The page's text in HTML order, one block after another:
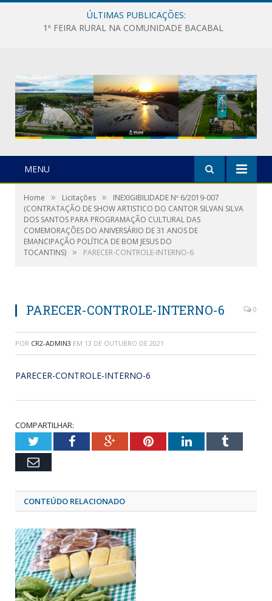
ÚLTIMAS PUBLICAÇÕES:
1ª FEIRA RURAL NA COMUNIDADE BACABAL
MENU
Home » Licitações »
INEXIGIBILIDADE Nº 6/2019-007
(CONTRATAÇÃO DE SHOW ARTISTICO DO CANTOR SILVAN SILVA
DOS SANTOS PARA PROGRAMAÇÃO CULTURAL DAS
COMEMORAÇÕES DO ANIVERSÁRIO DE 31 ANOS DE
EMANCIPAÇÃO POLÍTICA DE BOM JESUS DO
TOCANTINS) » PARECER-CONTROLE-INTERNO-6
PARECER-CONTROLE-INTERNO-6 0
POR CR2-ADMIN3 EM 13 DE OUTUBRO DE 2021
PARECER-CONTROLE-INTERNO-6
COMPARTILHAR:
TwitterFacebookGoogle+PinterestLinkedInTumblr
Email
CONTEÚDO RELACIONADO